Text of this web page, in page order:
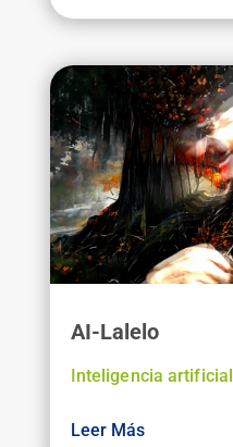
AI-Lalelo
Inteligencia artificial
Leer Más